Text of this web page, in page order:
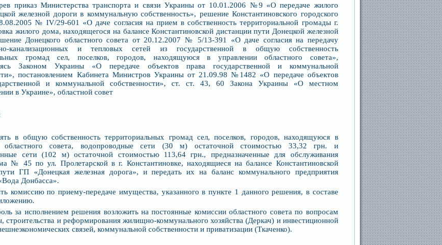
приказ Министерства транспорта и связи Украины от 10.01.2006 №9 «О передаче жилого
железной дороги в коммунальную собственность», решение Константиновского городского
№ IV/29-601 «О даче согласия на прием в собственность территориальной громады г.
жилого дома, находящегося на балансе Константиновской дистанции пути Донецкой железной
Донецкого областного совета от 20.12.2007 № 5/13-391 «О даче согласия на передачу
канализационных и тепловых сетей из государственной в общую собственность
громад сел, поселков, городов, находящуюся в управлении областного совета»,
Законом Украины «О передаче объектов права государственной и коммунальной
постановлением Кабинета Министров Украины от 21.09.98 №1482 «О передаче объектов
и коммунальной собственности», ст. ст. 43, 60 Закона Украины «О местном
в Украине», областной совет
в общую собственность территориальных громад сел, поселков, городов, находящуюся в
областного совета, водопроводные сети (30 м) остаточной стоимостью 33,32 грн. и
сети (102 м) остаточной стоимостью 113,64 грн., предназначенные для обслуживания
№ 45 по ул. Пролетарской в г. Константиновке, находящиеся на балансе Константиновской
ГП «Донецкая железная дорога», и передать их на баланс коммунального предприятия
Донбасса».
комиссию по приему-передаче имущества, указанного в пункте 1 данного решения, в составе
за исполнением решения возложить на постоянные комиссии областного совета по вопросам
строительства и реформирования жилищно-коммунального хозяйства (Деркач) и инвестиционной
связей, коммунальной собственности и приватизации (Ткаченко).